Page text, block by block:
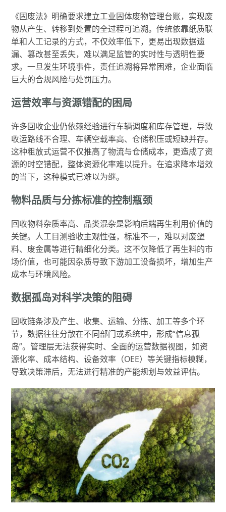
《固废法》明确要求建立工业固体废物管理台账，实现废
物从产生、转移到处置的全过程可追溯。传统依靠纸质联
单和人工记录的方式，不仅效率低下，更易出现数据遗
漏、篡改甚至丢失，难以满足监管的实时性与透明性要
求。一旦发生环境事件，责任追溯将异常困难，企业面临
巨大的合规风险与处罚压力。
运营效率与资源错配的困局
许多回收企业仍依赖经验进行车辆调度和库存管理，导致
收运路线不合理、车辆空载率高、仓储积压或短缺并存。
这种粗放式运营不仅推高了物流与仓储成本，更造成了资
源的时空错配，整体资源化率难以提升。在追求降本增效
的当下，这种模式已难以为继。
物料品质与分拣标准的控制瓶颈
回收物料杂质率高、品类混杂是影响后端再生利用价值的
关键。人工目测验收主观性强，标准不一，难以对废塑
料、废金属等进行精细化分类。这不仅降低了再生料的市
场价值，也可能因杂质导致下游加工设备损坏，增加生产
成本与环境风险。
数据孤岛对科学决策的阻碍
回收链条涉及产生、收集、运输、分拣、加工等多个环
节，数据往往分散在不同部门或系统中，形成“信息孤
岛”。管理层无法获得实时、全面的运营数据视图，如资
源化率、成本结构、设备效率（OEE）等关键指标模糊，
导致决策滞后，无法进行精准的产能规划与效益评估。